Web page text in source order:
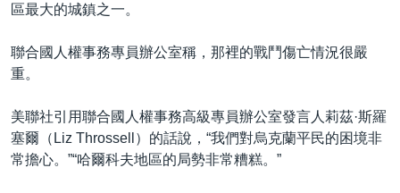
區最大的城鎮之一。
聯合國人權事務專員辦公室稱，那裡的戰鬥傷亡情況很嚴
重。
美聯社引用聯合國人權事務高級專員辦公室發言人莉茲·斯羅
塞爾（Liz Throssell）的話說，“我們對烏克蘭平民的困境非
常擔心。”“哈爾科夫地區的局勢非常糟糕。”